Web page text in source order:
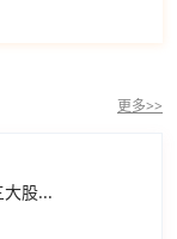
更多>>
股...